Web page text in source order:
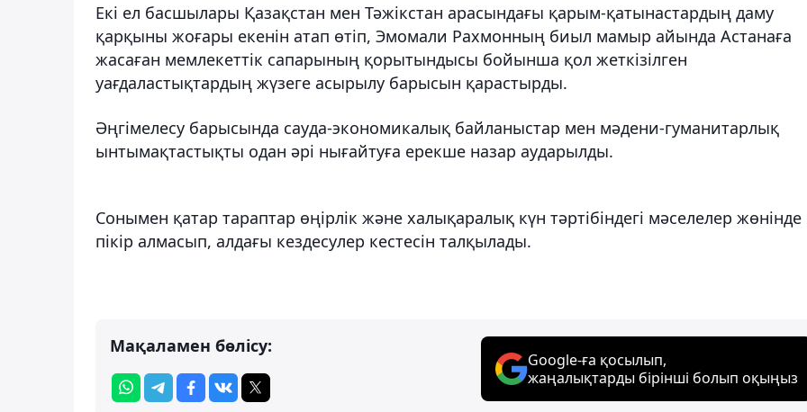
Екі ел басшылары Қазақстан мен Тәжікстан арасындағы қарым-қатынастардың даму
қарқыны жоғары екенін атап өтіп, Эмомали Рахмонның биыл мамыр айында Астанаға
жасаған мемлекеттік сапарының қорытындысы бойынша қол жеткізілген
уағдаластықтардың жүзеге асырылу барысын қарастырды.
Әңгімелесу барысында сауда-экономикалық байланыстар мен мәдени-гуманитарлық
ынтымақтастықты одан әрі нығайтуға ерекше назар аударылды.
Сонымен қатар тараптар өңірлік және халықаралық күн тәртібіндегі мәселелер жөнінде
пікір алмасып, алдағы кездесулер кестесін талқылады.
Мақаламен бөлісу:
Google-ға қосылып,
жаңалықтарды бірінші болып оқыңыз